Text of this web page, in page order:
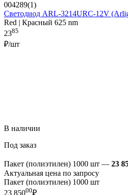
004289(1)
Светодиод ARL-3214URC-12V
Red | Красный 625 nm
2385
₽/шт
В наличии
Под заказ
Пакет (полиэтилен) 1000 шт — 23
Актуальная цена по запросу
Пакет (полиэтилен) 1000 шт
23 85000₽